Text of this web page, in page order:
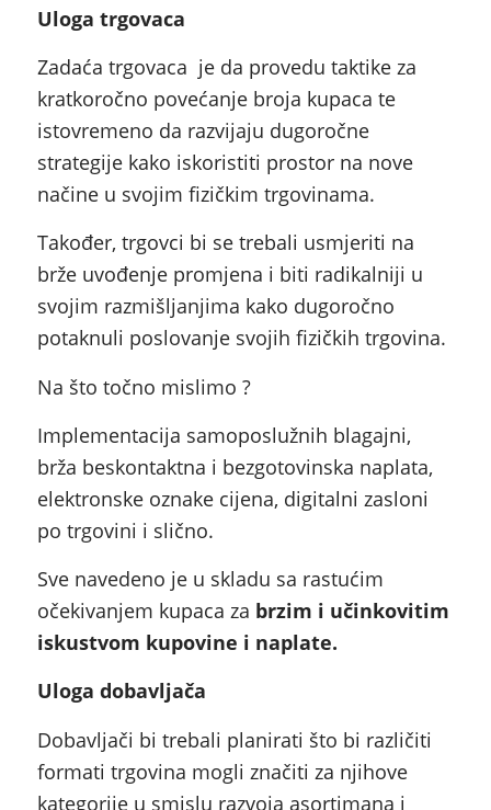
Uloga trgovaca
Zadaća trgovaca je da provedu taktike za
kratkoročno povećanje broja kupaca te
istovremeno da razvijaju dugoročne
strategije kako iskoristiti prostor na nove
načine u svojim fizičkim trgovinama.
Također, trgovci bi se trebali usmjeriti na
brže uvođenje promjena i biti radikalniji u
svojim razmišljanjima kako dugoročno
potaknuli poslovanje svojih fizičkih trgovina.
Na što točno mislimo ?
Implementacija samoposlužnih blagajni,
brža beskontaktna i bezgotovinska naplata,
elektronske oznake cijena, digitalni zasloni
po trgovini i slično.
Sve navedeno je u skladu sa rastućim
očekivanjem kupaca za brzim i učinkovitim
iskustvom kupovine i naplate.
Uloga dobavljača
Dobavljači bi trebali planirati što bi različiti
formati trgovina mogli značiti za njihove
kategorije u smislu razvoja asortimana i